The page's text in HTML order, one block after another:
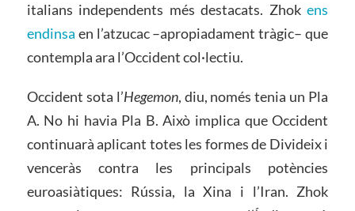
italians independents més destacats. Zhokens
endinsa en l’atzucac –apropiadament tràgic– que
contempla ara l’Occident col·lectiu.
Occident sota l’Hegemon, diu, només tenia un Pla
A. No hi havia Pla B. Això implica que Occident
continuarà aplicant totes les formes de Divideix i
venceràs contra les principals potències
euroasiàtiques: Rússia, la Xina i l’Iran. Zhok